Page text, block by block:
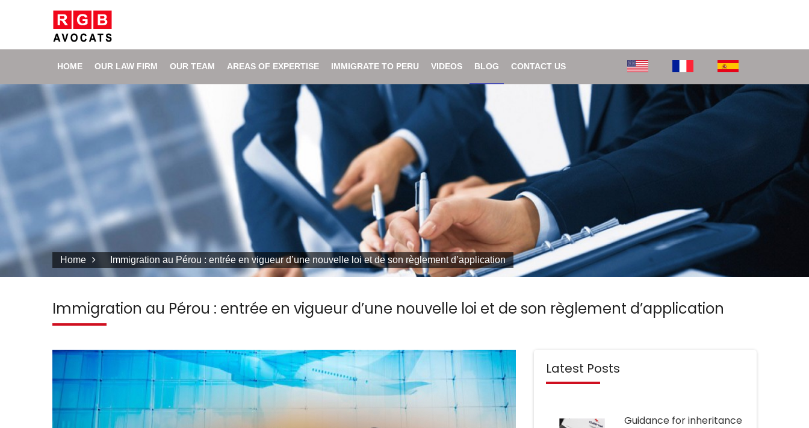
HOME OUR LAW FIRM OUR TEAM AREAS OF EXPERTISE IMMIGRATE TO PERU VIDEOS BLOG CONTACT US
Home Immigration au Pérou : entrée en vigueur d’une nouvelle loi et de son règlement d’application
Immigration au Pérou : entrée en vigueur d’une nouvelle loi et de son règlement d’application
Latest Posts
Guidance for inheritance